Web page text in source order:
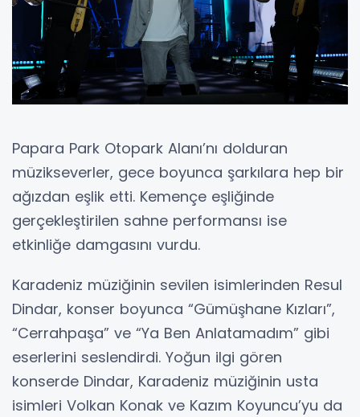
Papara Park Otopark Alanı’nı dolduran
müzikseverler, gece boyunca şarkılara hep bir
ağızdan eşlik etti. Kemençe eşliğinde
gerçekleştirilen sahne performansı ise
etkinliğe damgasını vurdu.
Karadeniz müziğinin sevilen isimlerinden Resul
Dindar, konser boyunca “Gümüşhane Kızları”,
“Cerrahpaşa” ve “Ya Ben Anlatamadım” gibi
eserlerini seslendirdi. Yoğun ilgi gören
konserde Dindar, Karadeniz müziğinin usta
isimleri Volkan Konak ve Kazım Koyuncu’yu da